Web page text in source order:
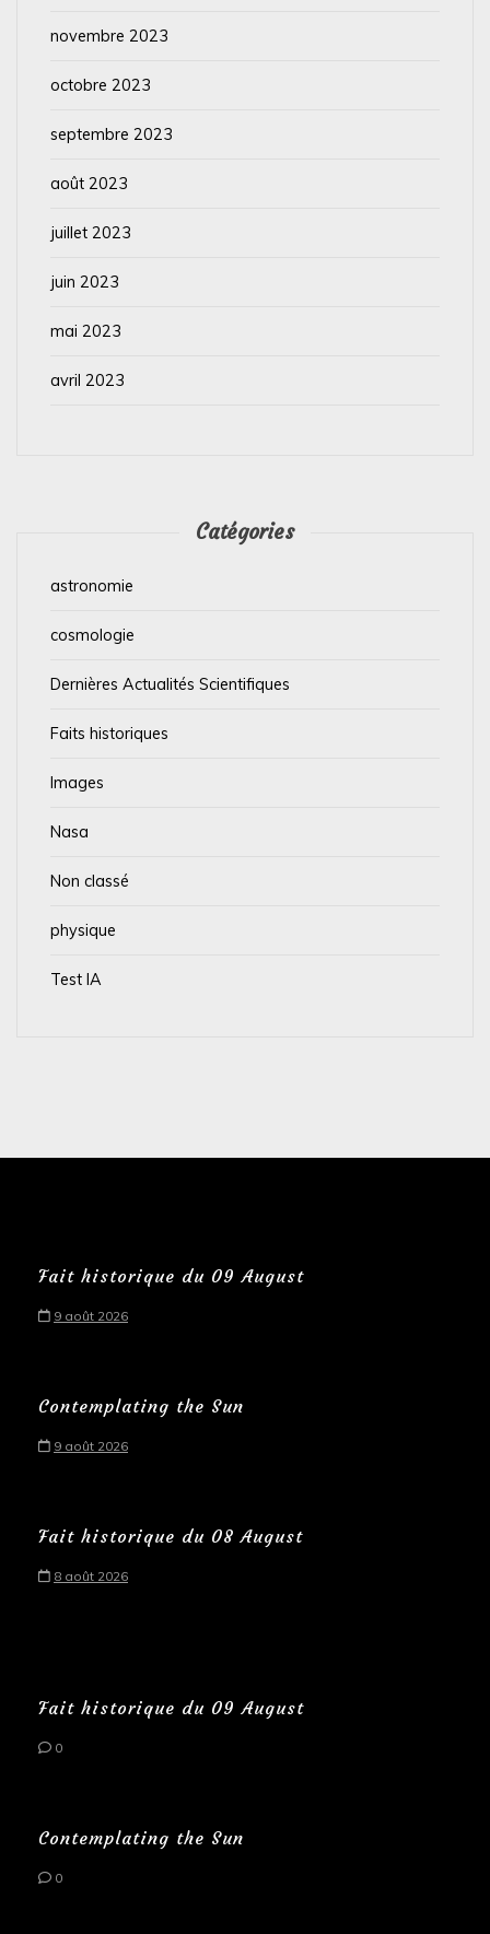
novembre 2023
octobre 2023
septembre 2023
août 2023
juillet 2023
juin 2023
mai 2023
avril 2023
Catégories
astronomie
cosmologie
Dernières Actualités Scientifiques
Faits historiques
Images
Nasa
Non classé
physique
Test IA
Fait historique du 09 August
9 août 2026
Contemplating the Sun
9 août 2026
Fait historique du 08 August
8 août 2026
Fait historique du 09 August
0
Contemplating the Sun
0